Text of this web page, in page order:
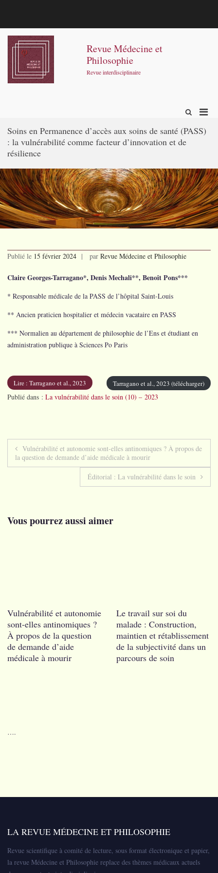
mail
Revue Médecine et
Philosophie
Revue interdisciplinaire
Afficher
formulaire
recherche
pour
Soins en Permanence d’accès aux soins de santé (PASS)
: la vulnérabilité comme facteur d’innovation et de
résilience
Publié le 15 février 2024 par Revue Médecine et Philosophie
Claire Georges-Tarragano*, Denis Mechali**, Benoît Pons***
* Responsable médicale de la PASS de l’hôpital Saint-Louis
** Ancien praticien hospitalier et médecin vacataire en PASS
*** Normalien au département de philosophie de l’Ens et étudiant en
administration publique à Sciences Po Paris
Tarragano et al., 2023 (télécharger)
Lire : Tarragano et al., 2023
Publié dans : La vulnérabilité dans le soin (10) – 2023
Navigation
de
Vulnérabilité et autonomie sont-elles antinomiques ? À propos de
la question de demande d’aide médicale à mourir
Éditorial : La vulnérabilité dans le soin
Vous pourrez aussi aimer
Vulnérabilité et autonomie
sont-elles antinomiques ?
À propos de la question
de demande d’aide
médicale à mourir
Le travail sur soi du
malade : Construction,
maintien et rétablissement
de la subjectivité dans un
parcours de soin
….
LA REVUE MÉDECINE ET PHILOSOPHIE
Revue scientifique à comité de lecture, sous format électronique et papier,
la revue Médecine et Philosophie replace des thèmes médicaux actuels